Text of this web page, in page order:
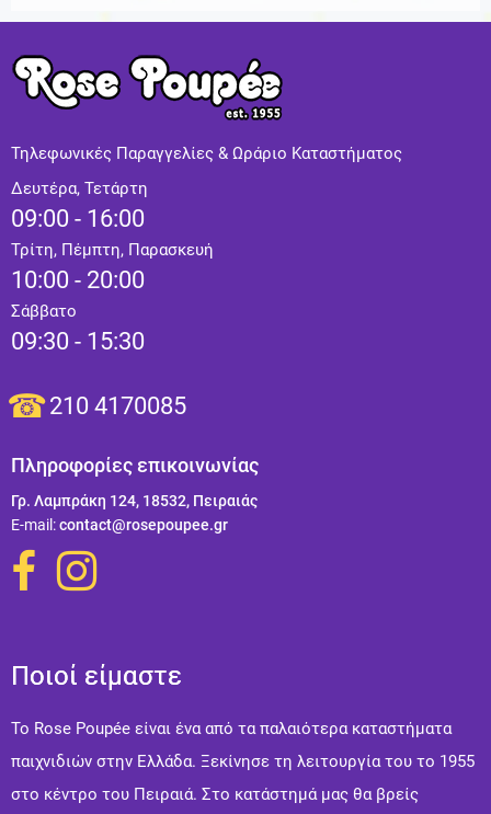
Τηλεφωνικές Παραγγελίες & Ωράριο Καταστήματος
Δευτέρα, Τετάρτη
09:00 - 16:00
Τρίτη, Πέμπτη, Παρασκευή
10:00 - 20:00
Σάββατο
09:30 - 15:30
210 4170085
Πληροφορίες επικοινωνίας
Γρ. Λαμπράκη 124, 18532, Πειραιάς
Ε-mail:contact@rosepoupee.gr
Ποιοί είμαστε
Το Rose Poupée είναι ένα από τα παλαιότερα καταστήματα
παιχνιδιών στην Ελλάδα. Ξεκίνησε τη λειτουργία του το 1955
στο κέντρο του Πειραιά. Στo κατάστημά μας θα βρείς